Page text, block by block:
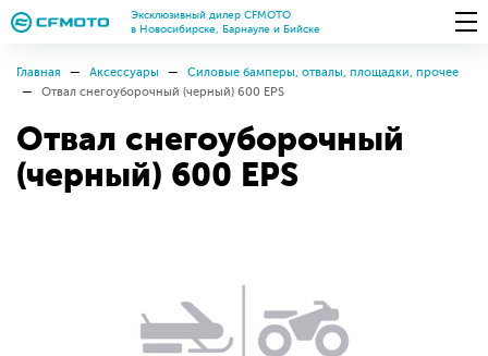
Эксклюзивный дилер CFMOTO
в Новосибирске, Барнауле и Бийске
Главная Аксессуары
Силовые бамперы, отвалы, площадки, прочее
Отвал снегоуборочный (черный) 600 EPS
Отвал снегоуборочный
(черный) 600 EPS